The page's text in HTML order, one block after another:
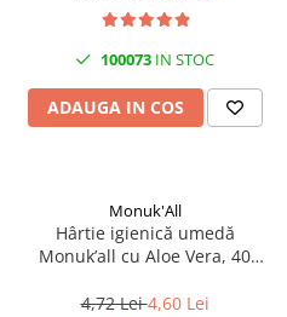
100073 IN STOC
ADAUGA IN COS
Monuk'All
Hârtie igienică umedă
Monuk’all cu Aloe Vera, 40
alcool
4,72 Lei4,60 Lei